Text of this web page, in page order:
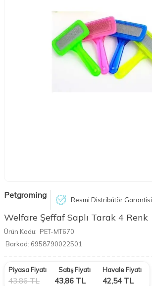
Petgroming Resmi Distribütör Garantisi
Welfare Şeffaf Saplı Tarak 4 Renk
Ürün Kodu: PET-MT670
Barkod: 6958790022501
Piyasa Fiyatı
43,86TL
Satış Fiyatı
43,86 TL
Havale Fiyatı
42,54TL